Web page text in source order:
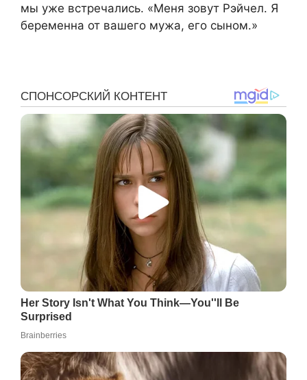
мы уже встречались. «Меня зовут Рэйчел. Я
беременна от вашего мужа, его сыном.»